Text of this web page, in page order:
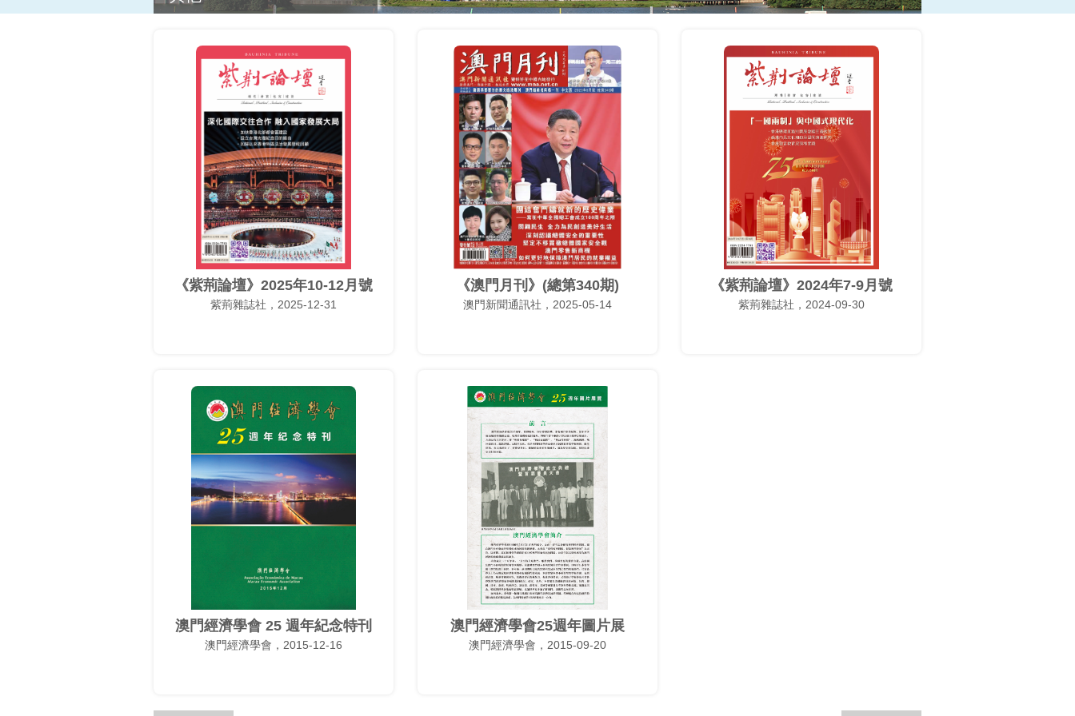
《紫荊論壇》2025年10-12月號
紫荊雜誌社，2025-12-31
《澳門月刊》(總第340期)
澳門新聞通訊社，2025-05-14
《紫荊論壇》2024年7-9月號
紫荊雜誌社，2024-09-30
澳門經濟學會 25 週年紀念特刊
澳門經濟學會，2015-12-16
澳門經濟學會25週年圖片展
澳門經濟學會，2015-09-20